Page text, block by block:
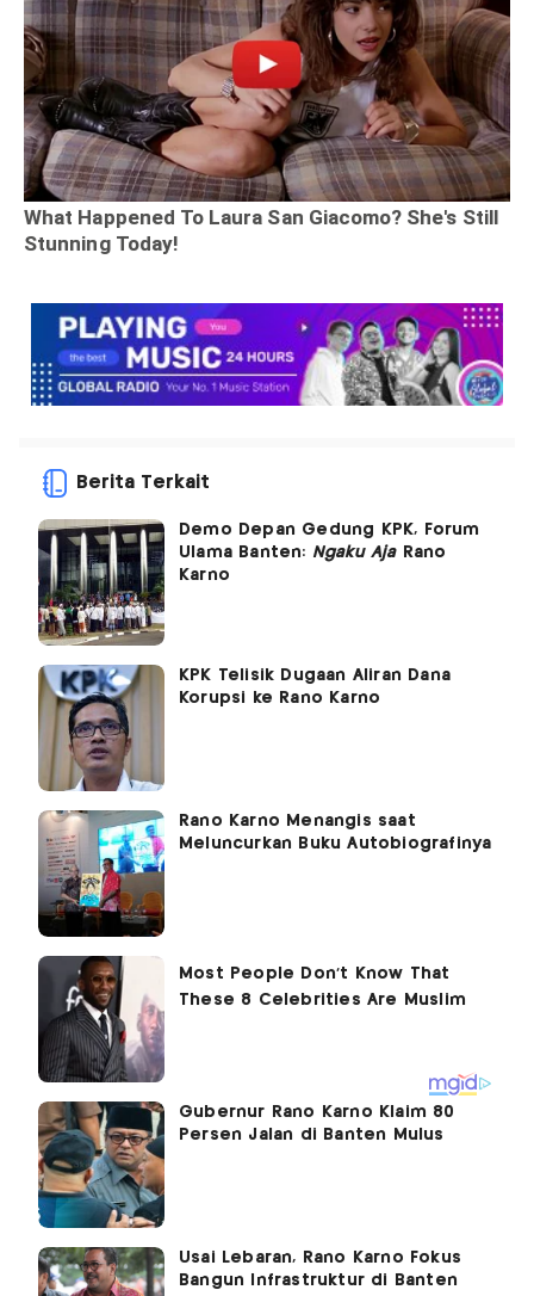
Berita Terkait
Demo Depan Gedung KPK, Forum
Ulama Banten: Ngaku AjaRano
Karno
KPK Telisik Dugaan Aliran Dana
Korupsi ke Rano Karno
Rano Karno Menangis saat
Meluncurkan Buku Autobiografinya
Gubernur Rano Karno Klaim 80
Persen Jalan di Banten Mulus
Usai Lebaran, Rano Karno Fokus
Bangun Infrastruktur di Banten